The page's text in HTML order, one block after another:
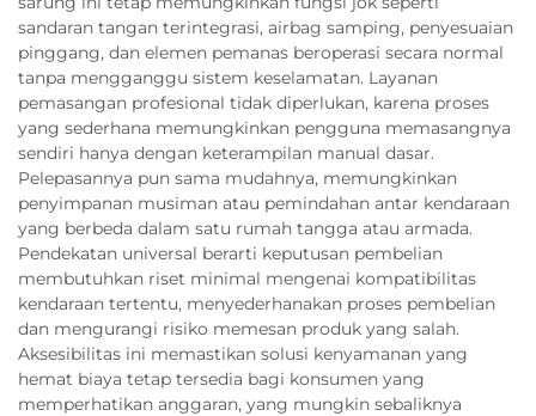
sandaran tangan terintegrasi, airbag samping, penyesuaian
pinggang, dan elemen pemanas beroperasi secara normal
tanpa mengganggu sistem keselamatan. Layanan
pemasangan profesional tidak diperlukan, karena proses
yang sederhana memungkinkan pengguna memasangnya
sendiri hanya dengan keterampilan manual dasar.
Pelepasannya pun sama mudahnya, memungkinkan
penyimpanan musiman atau pemindahan antar kendaraan
yang berbeda dalam satu rumah tangga atau armada.
Pendekatan universal berarti keputusan pembelian
membutuhkan riset minimal mengenai kompatibilitas
kendaraan tertentu, menyederhanakan proses pembelian
dan mengurangi risiko memesan produk yang salah.
Aksesibilitas ini memastikan solusi kenyamanan yang
hemat biaya tetap tersedia bagi konsumen yang
memperhatikan anggaran, yang mungkin sebaliknya